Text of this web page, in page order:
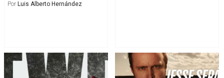
Por Luis Alberto Hernández